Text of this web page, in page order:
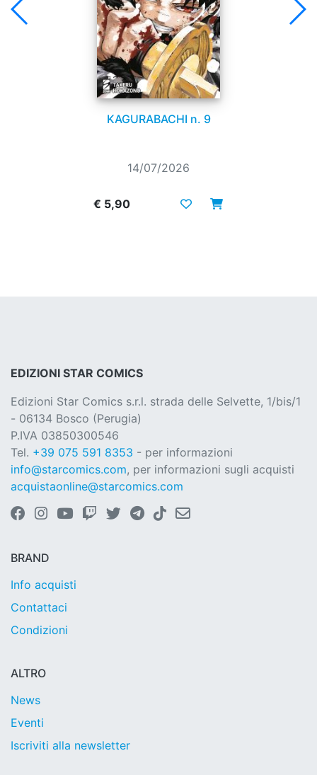
KAGURABACHI n. 9
14/07/2026
€ 5,90
EDIZIONI STAR COMICS
Edizioni Star Comics s.r.l. strada delle Selvette, 1/bis/1
- 06134 Bosco (Perugia)
P.IVA 03850300546
Tel. +39 075 591 8353 - per informazioni
info@starcomics.com, per informazioni sugli acquisti
acquistaonline@starcomics.com
BRAND
Info acquisti
Contattaci
Condizioni
ALTRO
News
Eventi
Iscriviti alla newsletter